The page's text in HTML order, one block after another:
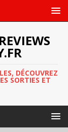
DÉCOUVREZ
SORTIES ET